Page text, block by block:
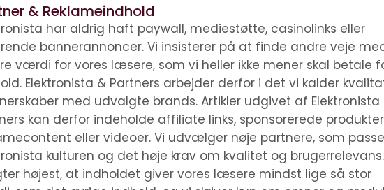
& Reklameindhold
har aldrig haft paywall, mediestøtte, casinolinks eller
bannerannoncer. Vi insisterer på at finde andre veje
værdi for vores læsere, som vi heller ikke mener skal betale
Elektronista & Partners arbejder derfor i det vi kalder
med udvalgte brands. Artikler udgivet af Elektronista
kan derfor indeholde affiliate links, sponsorerede
eller videoer. Vi udvælger nøje partnere, som
kulturen og det høje krav om kvalitet og
højest, at indholdet giver vores læsere mindst lige så stor